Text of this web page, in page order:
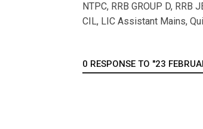
NTPC, RRB GROUP D, RRB
CIL, LIC Assistant Mains,
0 RESPONSE TO "23